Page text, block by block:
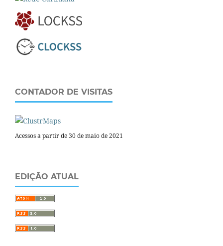
CONTADOR DE VISITAS
Acessos a partir de 30 de maio de 2021
EDIÇÃO ATUAL